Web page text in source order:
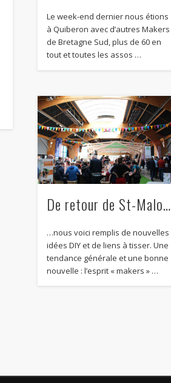
Le week-end dernier nous étions
à Quiberon avec d’autres Makers
de Bretagne Sud, plus de 60 en
tout et toutes les assos …
De retour de St-Malo…
…nous voici remplis de nouvelles
idées DIY et de liens à tisser. Une
tendance générale et une bonne
nouvelle : l’esprit « makers » …